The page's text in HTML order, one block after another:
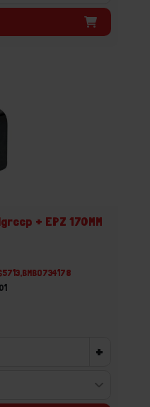
+ EPZ 170MM
+